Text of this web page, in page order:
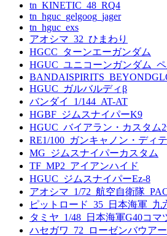
tn_KINETIC_48_RQ4
tn_hguc_gelgoog_jager
tn_hguc_exs
アオシマ_32_ひまわり
HGCC_ターンエーガンダム
HGUC_ユニコーンガンダム_
HGUC_ガルバルディβ
バンダイ_1/144_AT-AT
HGBF_ジムスナイパーK9
HGUC_バイアラン・カスタム2
RE1/100_ガンキャノン・ディ
MG_ジムスナイパーカスタム
TF_MP2_アイアンハイド
HGUC_ジムスナイパーEz-8
アオシマ_1/72_航空自衛隊
ピットロード_35_日本海軍_九
タミヤ_1/48_日本海軍G40コマ
ハセガワ_72_ローゼンバウアー